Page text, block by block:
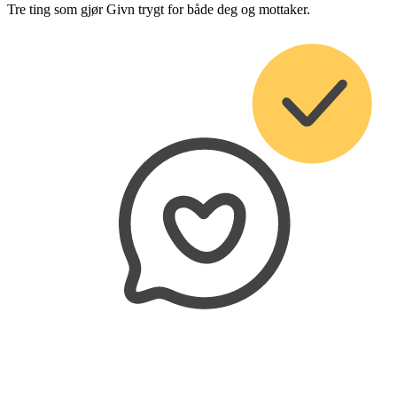
Tre ting som gjør Givn trygt for både deg og mottaker.